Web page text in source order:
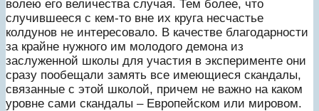
волею его величества случая. Тем более, что
случившееся с кем-то вне их круга несчастье
колдунов не интересовало. В качестве благодарности
за крайне нужного им молодого демона из
заслуженной школы для участия в эксперименте они
сразу пообещали замять все имеющиеся скандалы,
связанные с этой школой, причем не важно на каком
уровне сами скандалы – Европейском или мировом.